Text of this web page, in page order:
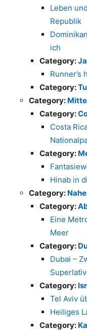
Leben
Republik
ich
Category:
Runner’s
Category:
Category:
Category:
Costa
Category:
Hinab in
Category:
Category:
Eine
Meer
Category:
Dubai –
Category:
Tel Aviv
Heiliges
Category: